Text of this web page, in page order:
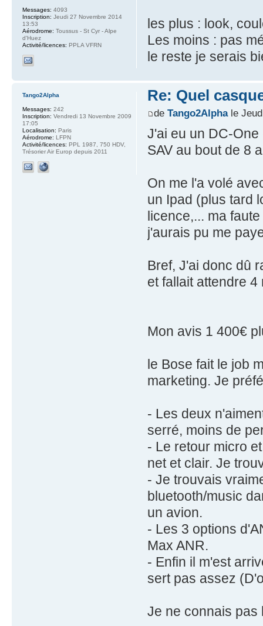
les plus : look,
Les moins : pas
le reste je serais
Messages: 4093
Inscription: Jeudi 27 Novembre 2014
13:53
Aérodrome: Toussus - St Cyr - Alpe
d'Huez
Activité/licences: PPLA VFRN
Re: Quel
de Tango2Alphale
J'ai eu un DC-
SAV au bout de 8
On me l'a volé
un Ipad (plus tard
licence,... ma
j'aurais pu me
Bref, J'ai donc dû
et fallait attendre
Mon avis 1 400€
le Bose fait le job
marketing. Je
- Les deux
serré, moins de
- Le retour micro
net et clair. Je
- Je trouvais
bluetooth/music
un avion.
- Les 3 options
Max ANR.
- Enfin il m'est
sert pas assez
Je ne connais pas
Tango2Alpha
Messages: 242
Inscription: Vendredi 13 Novembre 2009
17:05
Localisation: Paris
Aérodrome: LFPN
Activité/licences: PPL 1987, 750 HDV,
Trésorier Air Europ depuis 2011